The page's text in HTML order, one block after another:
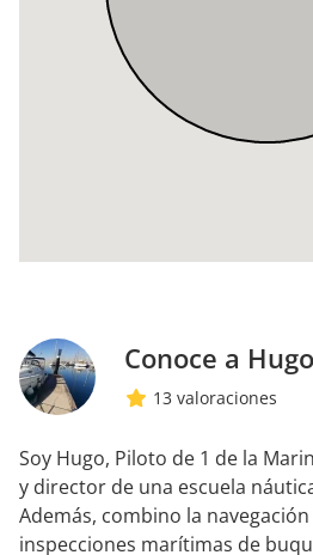
Conoce a
13 valoraciones
Soy Hugo, Piloto de 1 de la
y director de una escuela
Además, combino la
inspecciones marítimas de